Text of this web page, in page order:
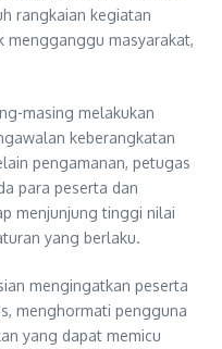
rangkaian kegiatan
mengganggu masyarakat,
masing melakukan
keberangkatan
pengamanan, petugas
para peserta dan
menjunjung tinggi nilai
yang berlaku.
mengingatkan peserta
menghormati pengguna
yang dapat memicu